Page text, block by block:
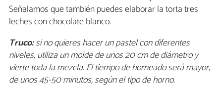
Señalamos que también puedes elaborar la torta tres
leches con chocolate blanco.
Truco:si no quieres hacer un pastel con diferentes
niveles, utiliza un molde de unos 20 cm de diámetro y
vierte toda la mezcla. El tiempo de horneado será mayor,
de unos 45-50 minutos, según el tipo de horno.